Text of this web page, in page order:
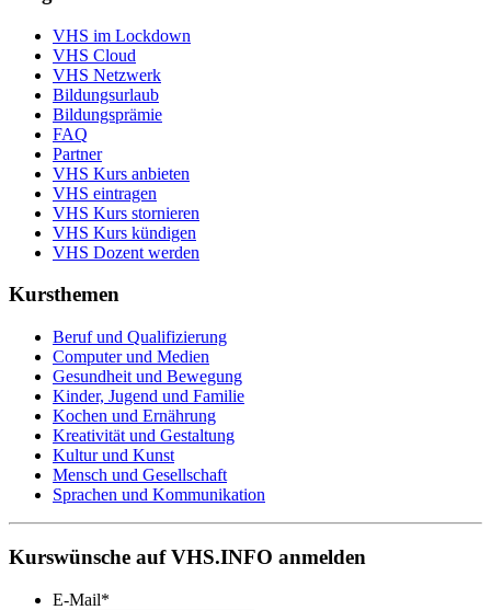
VHS im Lockdown
VHS Cloud
VHS Netzwerk
Bildungsurlaub
Bildungsprämie
FAQ
Partner
VHS Kurs anbieten
VHS eintragen
VHS Kurs stornieren
VHS Kurs kündigen
VHS Dozent werden
Kursthemen
Beruf und Qualifizierung
Computer und Medien
Gesundheit und Bewegung
Kinder, Jugend und Familie
Kochen und Ernährung
Kreativität und Gestaltung
Kultur und Kunst
Mensch und Gesellschaft
Sprachen und Kommunikation
Kurswünsche auf VHS.INFO anmelden
E-Mail*